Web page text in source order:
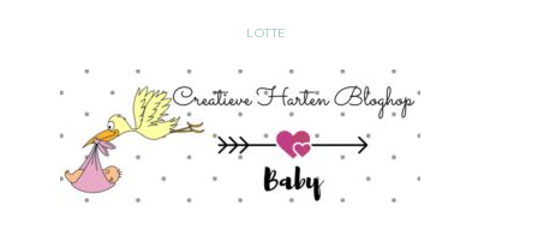
LOTTE